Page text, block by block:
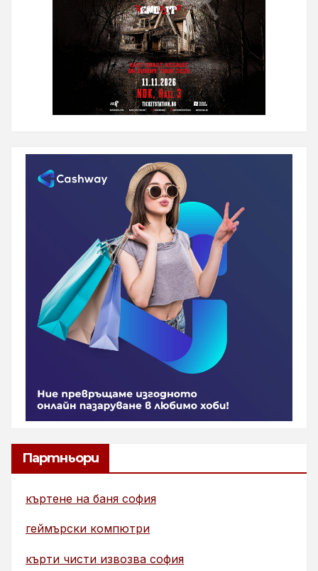
Партньори
къртене на баня софия
геймърски компютри
кърти чисти извозва софия